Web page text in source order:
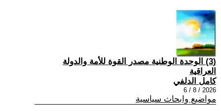
(3) الوحدة الوطنية مصدر القوة للأمة والدولة
العراقية
كامل الدلفي
2026 / 8 / 6
مواضيع وابحاث سياسية